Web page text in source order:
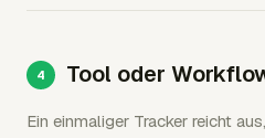
Tool oder
Ein einmaliger Tracker reicht